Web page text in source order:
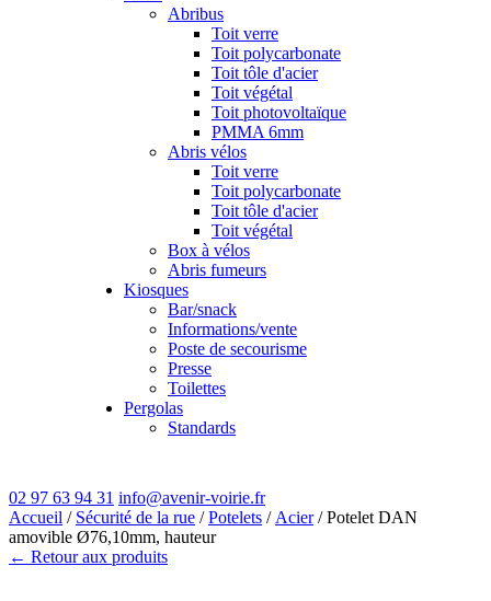
Abribus
Toit verre
Toit polycarbonate
Toit tôle d'acier
Toit végétal
Toit photovoltaïque
PMMA 6mm
Abris vélos
Toit verre
Toit polycarbonate
Toit tôle d'acier
Toit végétal
Box à vélos
Abris fumeurs
Kiosques
Bar/snack
Informations/vente
Poste de secourisme
Presse
Toilettes
Pergolas
Standards
02 97 63 94 31 info@avenir-voirie.fr
Accueil / Sécurité de la rue /Potelets / Acier/ Potelet DAN
amovible Ø76,10mm, hauteur
← Retour aux produits